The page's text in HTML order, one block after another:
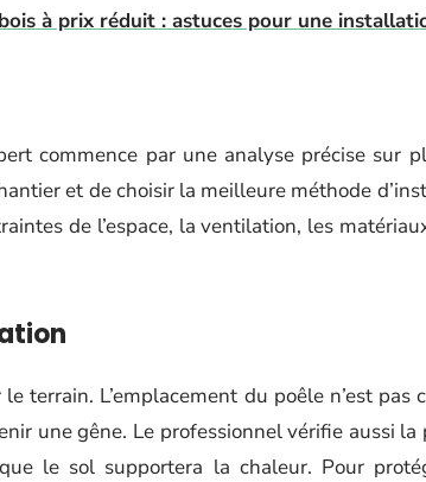
à prix réduit : astuces pour une
commence par une analyse précise sur
et de choisir la meilleure méthode
de l’espace, la ventilation, les
terrain. L’emplacement du poêle n’est pas
une gêne. Le professionnel vérifie aussi la
le sol supportera la chaleur. Pour